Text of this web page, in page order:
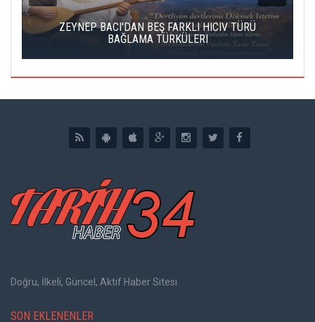
ZEYNEP BACI'DAN BEŞ FARKLI HICIV TÜRÜ
BAĞLAMA TÜRKÜLERI
Doğru, İlkeli, Güncel, Aktif Haber Sitesi
SON EKLENENLER